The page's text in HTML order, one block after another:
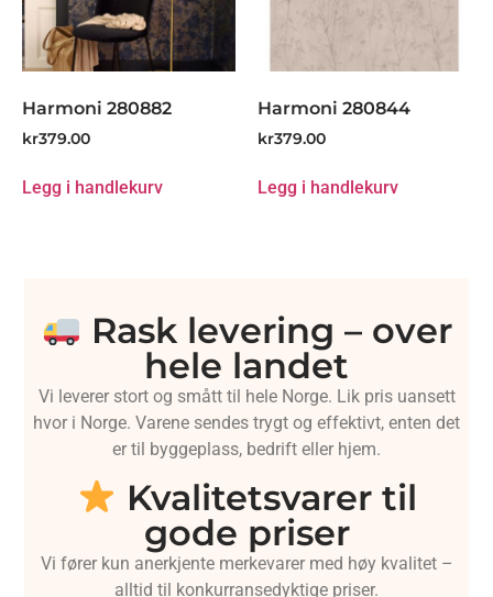
Harmoni 280882
kr379.00
Legg i handlekurv
Harmoni 280844
kr379.00
Legg i handlekurv
Rask levering – over
hele landet
Vi leverer stort og smått til hele Norge. Lik pris uansett
hvor i Norge. Varene sendes trygt og effektivt, enten det
er til byggeplass, bedrift eller hjem.
Kvalitetsvarer til
gode priser
Vi fører kun anerkjente merkevarer med høy kvalitet –
alltid til konkurransedyktige priser.